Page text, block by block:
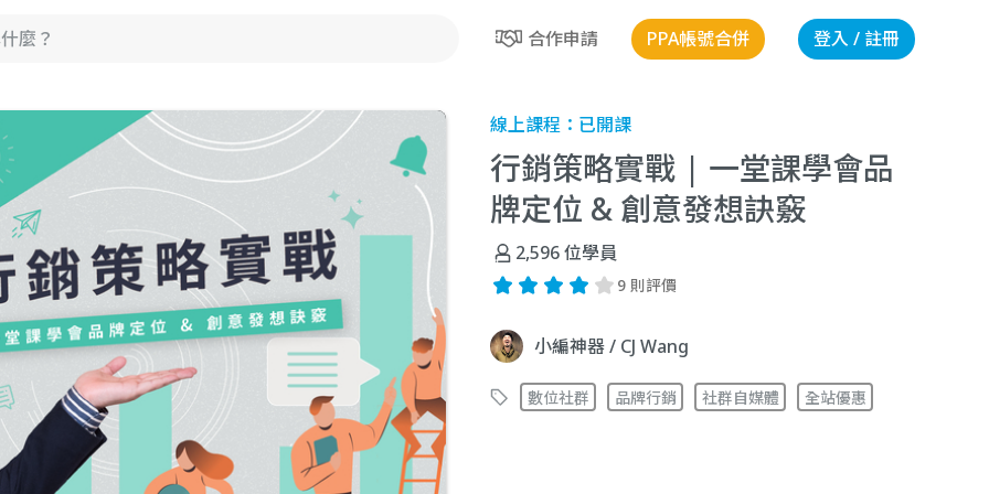
合作申請 PPA帳號合併 登入 / 註冊
線上課程： 已開課
行銷策略實戰 | 一堂課學會品
牌定位 & 創意發想訣竅
2,596位學員
9 則評價
小編神器 / CJ Wang
數位社群 品牌行銷 社群自媒體 全站優惠